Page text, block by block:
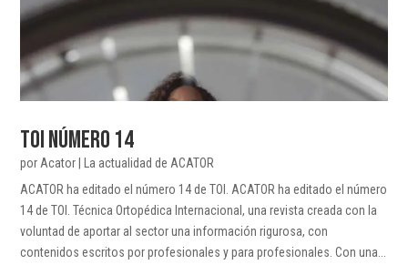
TOI NÚMERO 14
por Acator
La actualidad de ACATOR
ACATOR ha editado el número 14 de TOI. ACATOR ha editado el número
14 de TOI. Técnica Ortopédica Internacional, una revista creada con la
voluntad de aportar al sector una información rigurosa, con
contenidos escritos por profesionales y para profesionales. Con una...